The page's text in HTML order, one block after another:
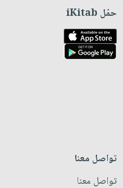
حمّل iKitab
تواصل معنا
تواصل معنا